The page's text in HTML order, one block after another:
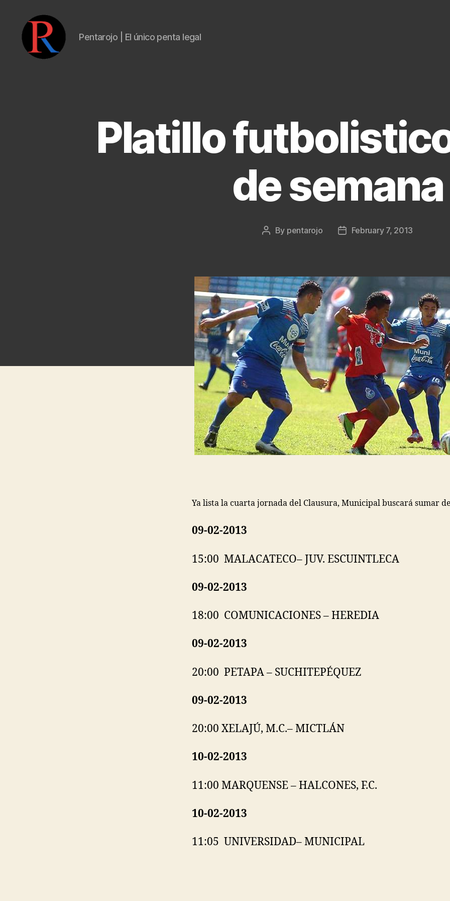
Pentarojo | El único penta legal
Platillo
de semana
Post
By pentarojo
PostFebruary 7, 2013
Ya lista la cuarta jornada del Clausura, Municipal buscará sumar
09-02-2013
15:00 MALACATECO– JUV. ESCUINTLECA
09-02-2013
18:00 COMUNICACIONES – HEREDIA
09-02-2013
20:00 PETAPA – SUCHITEPÉQUEZ
09-02-2013
20:00 XELAJÚ, M.C.– MICTLÁN
10-02-2013
11:00 MARQUENSE– HALCONES, F.C.
10-02-2013
11:05 UNIVERSIDAD– MUNICIPAL